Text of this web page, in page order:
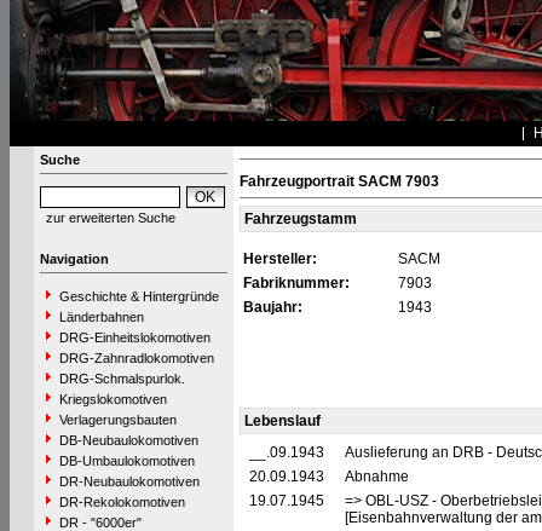
Suche
zur erweiterten Suche
Navigation
Geschichte & Hintergründe
Länderbahnen
DRG-Einheitslokomotiven
DRG-Zahnradlokomotiven
DRG-Schmalspurlok.
Kriegslokomotiven
Verlagerungsbauten
DB-Neubaulokomotiven
DB-Umbaulokomotiven
DR-Neubaulokomotiven
DR-Rekolokomotiven
DR - "6000er"
Fahrzeugportrait SACM 7903
Fahrzeugstamm
Hersteller:
SACM
Fabriknummer:
7903
Baujahr:
1943
Lebenslauf
__.09.1943
Auslieferung an DRB -
20.09.1943
Abnahme
19.07.1945
=> OBL-USZ -
[Eisenbahnverwaltung der